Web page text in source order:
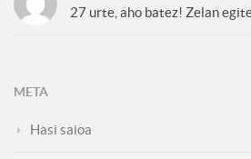
27 urte, aho batez! Zelan
META
Hasi saioa